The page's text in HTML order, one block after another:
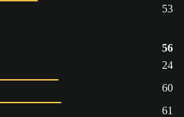
53
56
24
60
61